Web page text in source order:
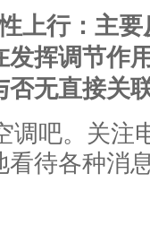
上行：主
发挥调节作
否无直接关
调吧。关注
看待各种消